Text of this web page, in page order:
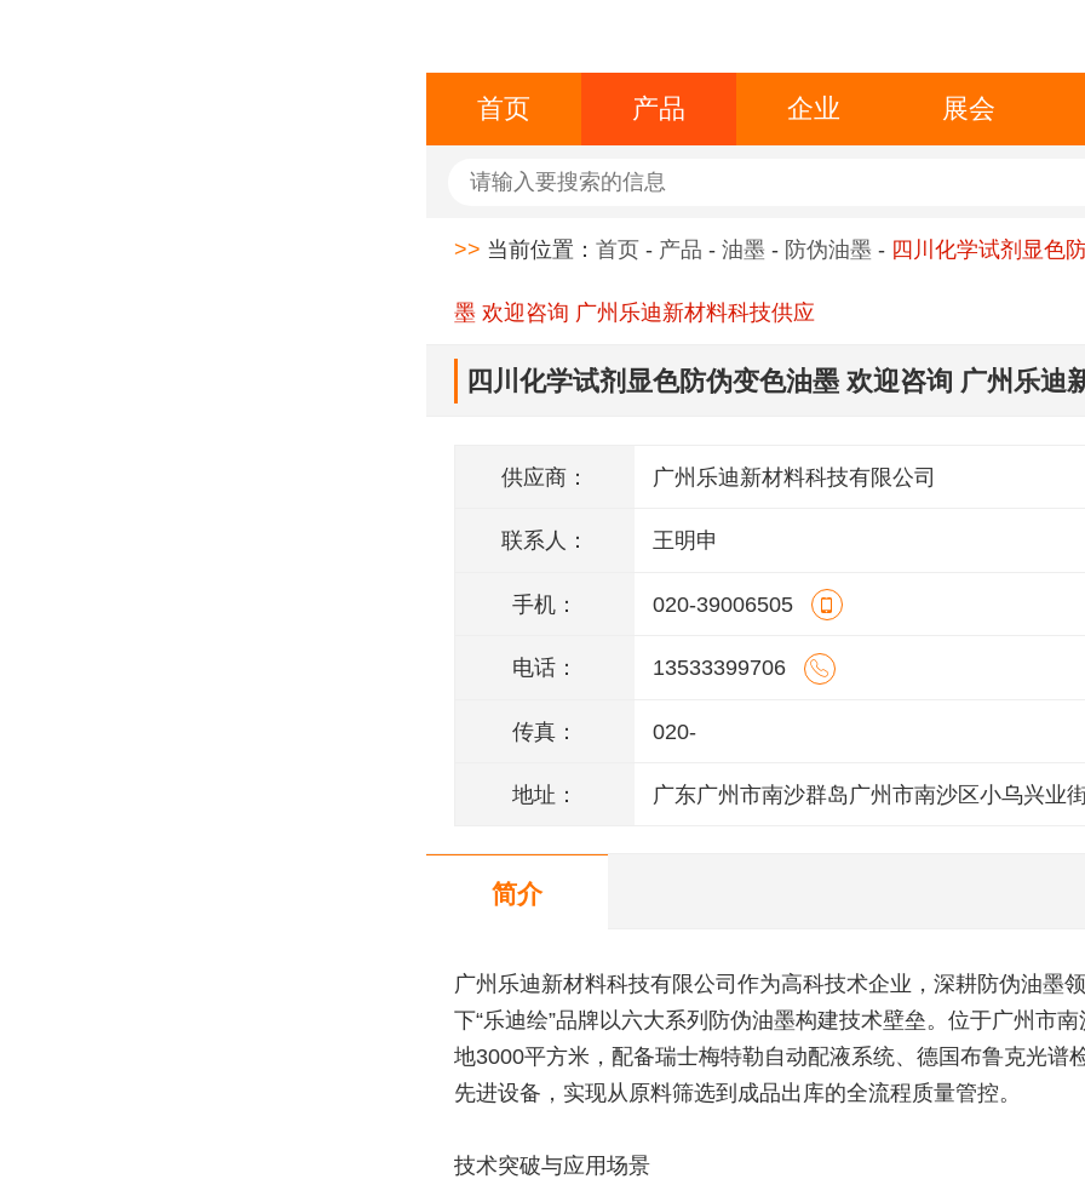
首页 产品 企业 展会
>> 当前位置： 首页 - 产品 - 油墨 - 防伪油墨 - 四川化学试剂显色
墨 欢迎咨询 广州乐迪新材料科技供应
四川化学试剂显色防伪变色油墨 欢迎咨询 广州乐迪
供应商： 广州乐迪新材料科技有限公司
联系人： 王明申
手机： 020-39006505
电话： 13533399706
传真： 020-
地址： 广东广州市南沙群岛广州市南沙区小乌兴业
简介
广州乐迪新材料科技有限公司作为高科技术企业，深耕防伪油墨
下“乐迪绘”品牌以六大系列防伪油墨构建技术壁垒。位于广州市南
地3000平方米，配备瑞士梅特勒自动配液系统、德国布鲁克光谱
先进设备，实现从原料筛选到成品出库的全流程质量管控。
技术突破与应用场景